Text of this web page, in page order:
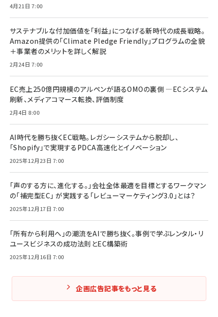
4月21日 7:00
サステナブルな付加価値を「利益」につなげる新時代の成長戦略。
Amazon提供の「Climate Pledge Friendly」プログラムの全貌
＋事業者のメリットを詳しく解説
2月24日 7:00
EC売上250億円規模のアルペンが語るOMOの裏側 ―ECシステム
刷新、メディアコマース転換、評価制度
2月4日 8:00
AI時代を勝ち抜くEC戦略。レガシーシステムから脱却し、
「Shopify」で実現するPDCA高速化とイノベーション
2025年12月23日 7:00
「声のする方に、進化する。」会社全体最適を目標とするワークマン
の「補完型EC」 が実践する「レビューマーケティング3.0」とは？
2025年12月17日 7:00
「所有から利用へ」の潮流をAIで勝ち抜く。事例で学ぶレンタル・リ
ユースビジネスの成功法則とEC構築術
2025年12月16日 7:00
企画広告記事をもっと見る